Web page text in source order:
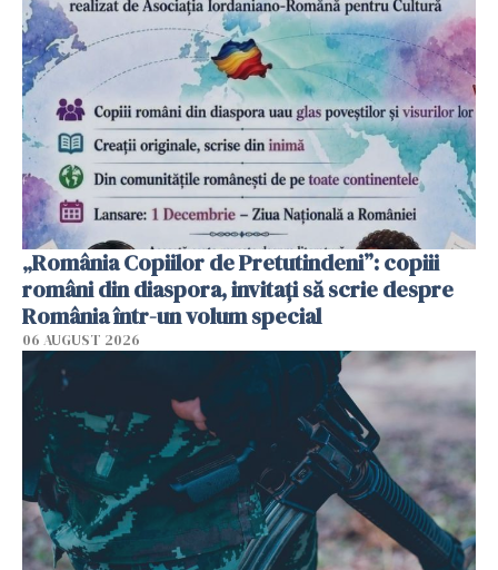
„România Copiilor de Pretutindeni”: copiii
români din diaspora, invitați să scrie despre
România într-un volum special
06 AUGUST 2026